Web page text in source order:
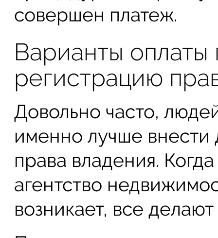
совершен платеж.
Варианты оплаты
регистрацию
Довольно часто,
именно лучше внести
права владения.
агентство
возникает, все